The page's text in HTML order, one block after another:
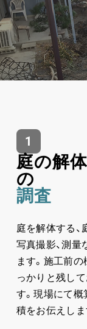
1
庭の解
の
調査
庭を解体する、
写真撮影、測量
ます。施工前の
っかりと残して
す。現場にて概
積をお伝えしま